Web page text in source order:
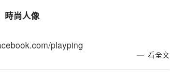
時尚人像
playping
看全文